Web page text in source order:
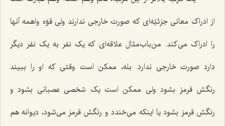
از ادراک معانى جزئیّه‌ای که صورت خارجى ندارند ولى قوّه واهمه آنها
را ادراک مى‌کند. من‌باب‌مثال علاقه‌اى که یک نفر به یک نفر دیگر
دارد صورت خارجى ندارد. بله، ممکن است وقتى که او را ببیند
رنگش قرمز بشود ولی ممکن است یک شخصى عصبانى بشود و
رنگش قرمز بشود یا اینکه مى‌خندد و رنگش قرمز می‌شود، دیوانه هم